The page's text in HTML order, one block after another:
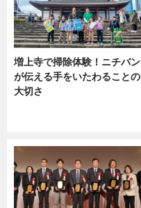
増上寺で掃除体験！ニチバン
が伝える手をいたわることの
大切さ